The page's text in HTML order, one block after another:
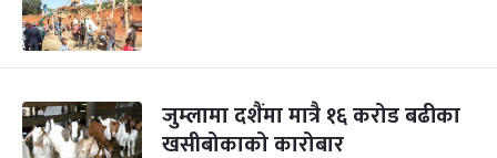
जुम्लामा दशैंमा मात्रै १६ करोड बढीका
खसीबोकाको कारोबार